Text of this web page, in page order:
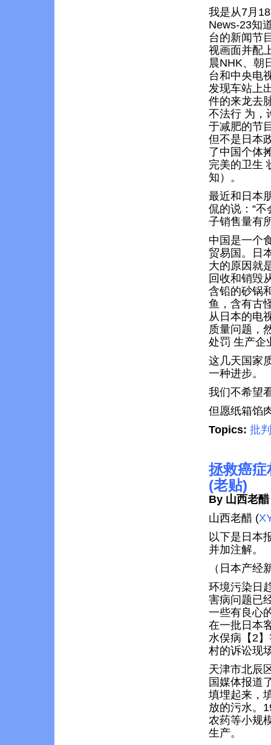
我是从7月
News-23知
台的新闻节
视画面并配
晨NHK、朝
台和中央电
发现车站上
件的来龙去
不法行 为，
于减肥的节
但不是日本
了中国个体
完美的卫生
知）。
最近和日本
侃的说：“
子销售量有
中国是一个
贸易国。日
大的原因就
回收和销毁
含铅的砂锅
鱼，含有古
从日本的电
质量问题，
处罚 生产企
这几天国家
一种进步。
我们不希望
但愿纸箱馅
Topics: 批
拯救癌症
(老贴)
By 山西老醋
山西老醋 (
以下是日本
并加注解。
（日本产
环境污染日
害病问题已
一些有良心
在一批日本
水俣病【2
村的诉讼现
天津市北辰
国媒体报道
填埋起来，
放的污水。
农药等小规
生产。